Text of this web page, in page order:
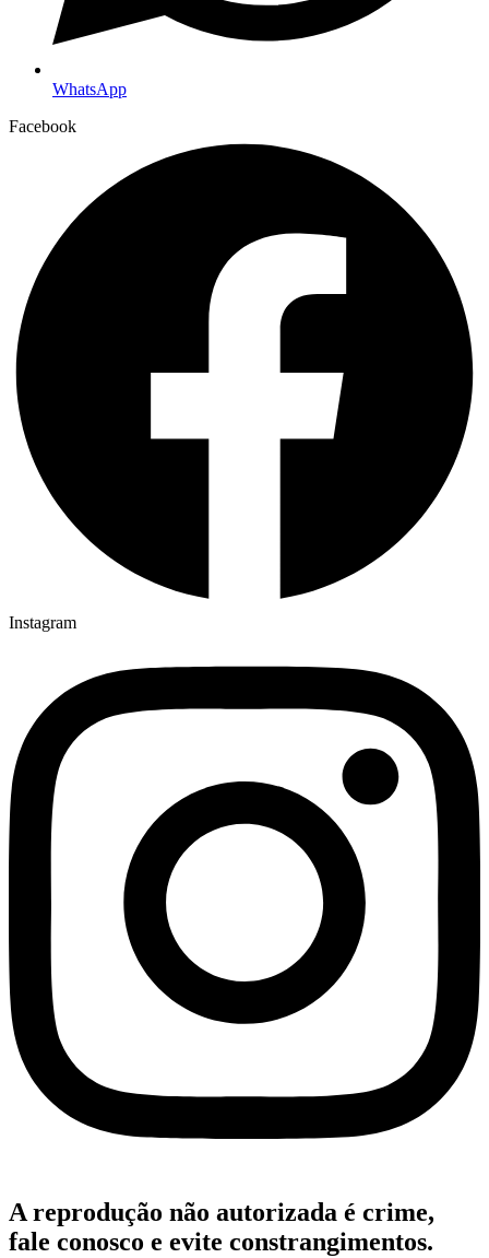
WhatsApp
Facebook
Instagram
A reprodução não autorizada é crime,
fale conosco e evite constrangimentos.